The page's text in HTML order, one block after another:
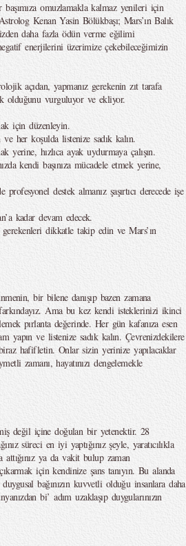
omuzlamakla kalmaz yenileri için
Kenan Yasin Bölükbaşı; Mars’ın Balık
daha fazla ödün verme eğilimi
enerjilerini üzerimize çekebileceğimizin
açıdan, yapmanız gerekenin zıt tarafa
olduğunu vurguluyor ve ekliyor.
için düzenleyin.
her koşulda listenize sadık kalın.
yerine, hızlıca ayak uydurmaya çalışın.
kendi başınıza mücadele etmek yerine,
destek almanız şaşırtıcı derecede işe
kadar devam edecek.
dikkatle takip edin ve Mars’ın
bir bilene danışıp bazen zamana
Ama bu kez kendi isteklerinizi ikinci
pırlanta değerinde. Her gün kafanıza esen
yapın ve listenize sadık kalın. Çevrenizdekilere
hafifletin. Onlar sizin yerinize yapılacaklar
zamanı, hayatınızı dengelemekle
değil içine doğulan bir yetenektir. 28
süreci en iyi yaptığınız şeyle, yaratıcılıkla
ya da vakit bulup zaman
için kendinize şans tanıyın. Bu alanda
bağınızın kuvvetli olduğu insanlara daha
bi’ adım uzaklaşıp duygularınızın